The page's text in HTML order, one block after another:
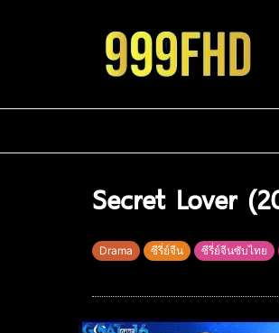
Secret Lover
Drama ซีรี่ย์จีน ซีรี่ย์จีนซับไทย